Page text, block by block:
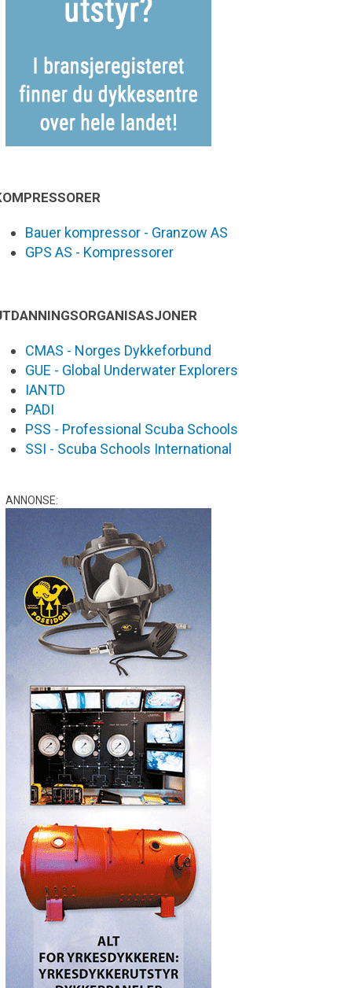
Bauer kompressor - Granzow AS
GPS AS - Kompressorer
CMAS - Norges Dykkeforbund
GUE - Global Underwater Explorers
IANTD
PADI
PSS - Professional Scuba Schools
SSI - Scuba Schools International
ANNONSE: